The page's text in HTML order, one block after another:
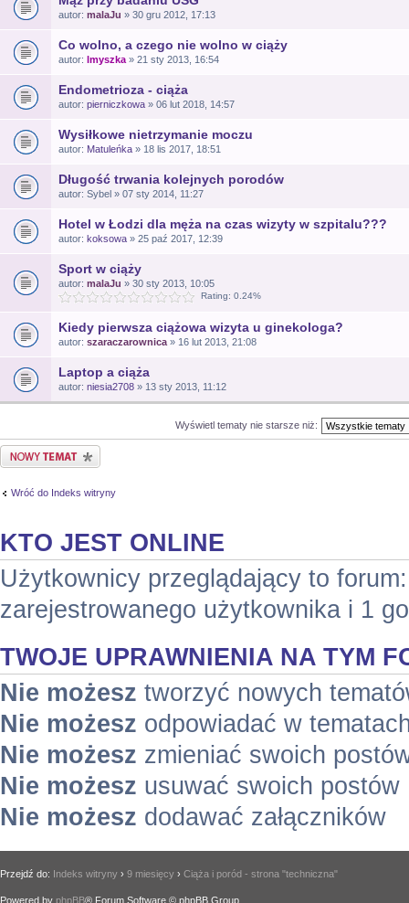
autor: malaJu » 30 gru 2012, 17:13
Co wolno, a czego nie wolno w ciąży
autor: lmyszka » 21 sty 2013, 16:54
Endometrioza - ciąża
autor: pierniczkowa » 06 lut 2018, 14:57
Wysiłkowe nietrzymanie moczu
autor: Matuleńka » 18 lis 2017, 18:51
Długość trwania kolejnych porodów
autor: Sybel » 07 sty 2014, 11:27
Hotel w Łodzi dla męża na czas wizyty w szpitalu???
autor: koksowa » 25 paź 2017, 12:39
Sport w ciąży
autor: malaJu » 30 sty 2013, 10:05
Rating: 0.24%
Kiedy pierwsza ciążowa wizyta u ginekologa?
autor: szaraczarownica » 16 lut 2013, 21:08
Laptop a ciąża
autor: niesia2708 » 13 sty 2013, 11:12
Wyświetl tematy nie starsze niż:
Nowy temat
Wróć do Indeks witryny
KTO JEST ONLINE
Użytkownicy przeglądający to
zarejestrowanego użytkownika i 1
TWOJE UPRAWNIENIA NA TYM
Nie możesz tworzyć nowych
Nie możesz odpowiadać w
Nie możesz zmieniać swoich
Nie możesz usuwać swoich postów
Nie możesz dodawać załączników
Przejdź do: Indeks witryny › 9 miesięcy › Ciąża i poród - strona "techniczna"
Powered by phpBB® Forum Software © phpBB Group.